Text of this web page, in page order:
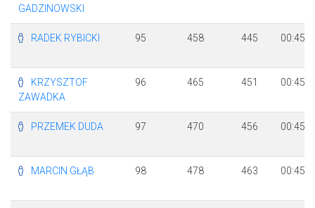
GADZINOWSKI
RADEK RYBICKI 95 458 445
KRZYSZTOF
ZAWADKA
96 465 451
PRZEMEK DUDA 97 470 456
MARCIN GŁĄB 98 478 463